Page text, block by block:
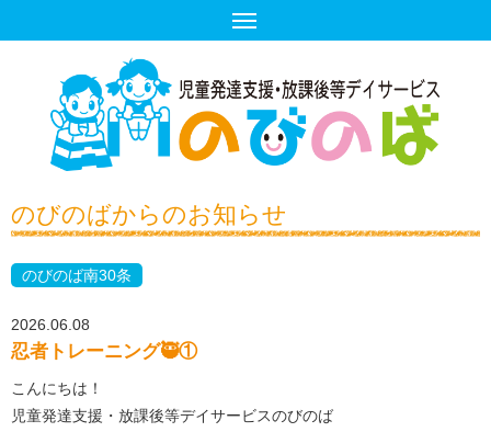
のびのばからのお知らせ
のびのば南30条
2026.06.08
忍者トレーニング🥷①
こんにちは！
児童発達支援・放課後等デイサービスのびのば